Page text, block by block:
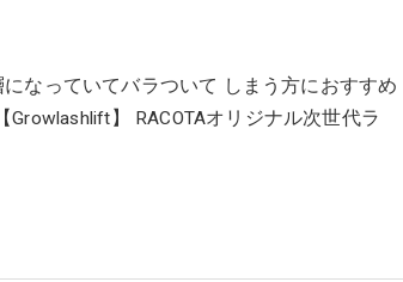
なっていてバラついて しまう方におすすめ
】 RACOTAオリジナル次世代ラ